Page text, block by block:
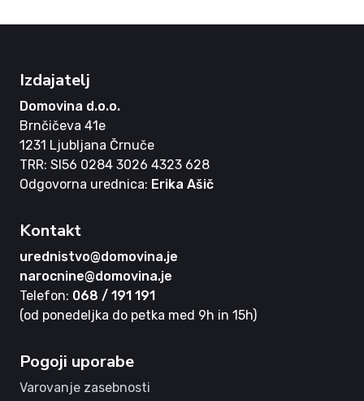
Izdajatelj
Domovina d.o.o.
Brnčičeva 41e
1231 Ljubljana Črnuče
TRR: SI56 0284 3026 4323 628
Odgovorna urednica: Erika Ašič
Kontakt
urednistvo@domovina.je
narocnine@domovina.je
Telefon: 068 / 191 191
(od ponedeljka do petka med 9h in 15h)
Pogoji uporabe
Varovanje zasebnosti